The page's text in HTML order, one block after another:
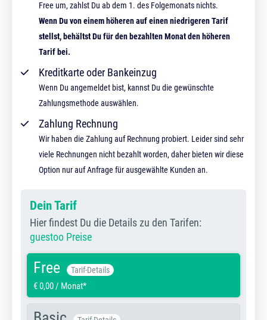
Free um, zahlst Du ab dem 1. des Folgemonats nichts.
Wenn Du von einem höheren auf einen niedrigeren Tarif
stellst, behältst Du für den bezahlten Monat den höheren
Tarif bei.
Kreditkarte oder Bankeinzug
Wenn Du angemeldet bist, kannst Du die gewünschte
Zahlungsmethode auswählen.
Zahlung Rechnung
Wir haben die Zahlung auf Rechnung probiert. Leider sind sehr
viele Rechnungen nicht bezahlt worden, daher bieten wir diese
Option nur auf Anfrage für ausgewählte Kunden an.
Dein Tarif
Hier findest Du die Details zu den Tarifen:
guestoo Preise
Free Tarif-Details
€ 0,00 / Monat*